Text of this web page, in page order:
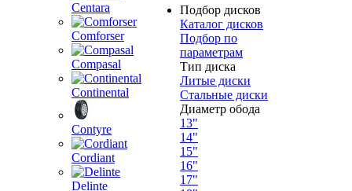
Centara
Comforser
Compasal
Continental
Contyre
Cordiant
Delinte
Подбор дисков
Каталог дисков
Подбор по
параметрам
Тип диска
Литые диски
Стальные диски
Диаметр обода
13"
14"
15"
16"
17"